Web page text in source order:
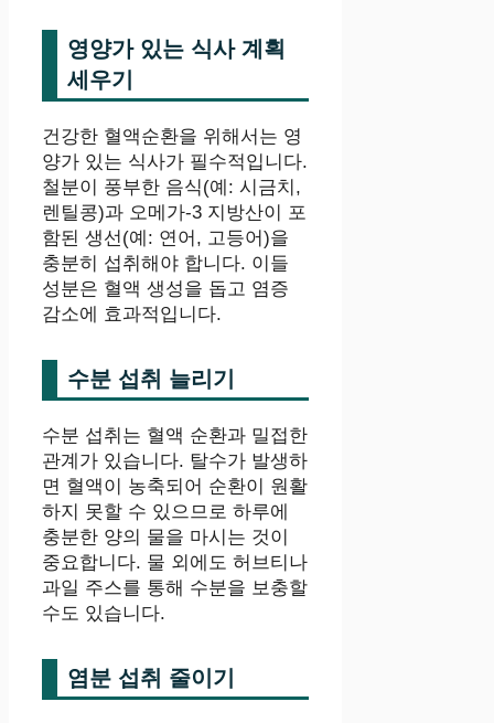
영양가 있는 식사 계획
세우기
건강한 혈액순환을 위해서는 영
양가 있는 식사가 필수적입니다.
철분이 풍부한 음식(예: 시금치,
렌틸콩)과 오메가-3 지방산이 포
함된 생선(예: 연어, 고등어)을
충분히 섭취해야 합니다. 이들
성분은 혈액 생성을 돕고 염증
감소에 효과적입니다.
수분 섭취 늘리기
수분 섭취는 혈액 순환과 밀접한
관계가 있습니다. 탈수가 발생하
면 혈액이 농축되어 순환이 원활
하지 못할 수 있으므로 하루에
충분한 양의 물을 마시는 것이
중요합니다. 물 외에도 허브티나
과일 주스를 통해 수분을 보충할
수도 있습니다.
염분 섭취 줄이기